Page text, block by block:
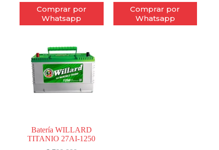
Comprar por
Whatsapp
Comprar por
Whatsapp
Batería WILLARD
TITANIO 27AI-1250